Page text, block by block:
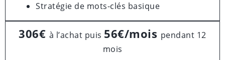
Stratégie de mots-clés basique
306€ à l’achat puis 56€/mois pendant 12
mois